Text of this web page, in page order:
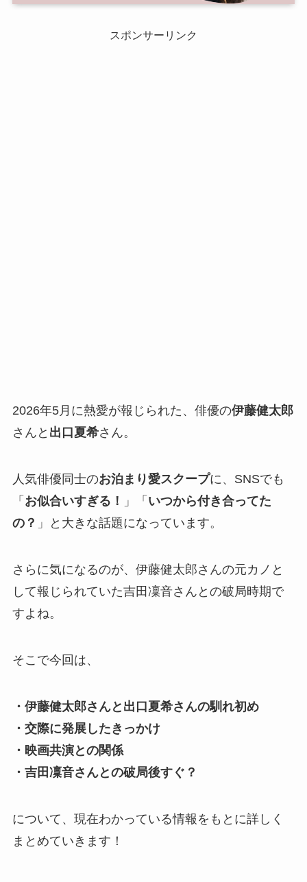
スポンサーリンク
2026年5月に熱愛が報じられた、俳優の伊藤健太郎
さんと 出口夏希さん。
人気俳優同士のお泊まり愛スクープに、SNSでも
「 お似合いすぎる！ 」「 いつから付き合ってた
の？ 」と大きな話題になっています。
さらに気になるのが、伊藤健太郎さんの元カノと
して報じられていた吉田凜音さんとの破局時期で
すよね。
そこで今回は、
・伊藤健太郎さんと出口夏希さんの馴れ初め
・交際に発展したきっかけ
・映画共演との関係
・吉田凜音さんとの破局後すぐ？
について、現在わかっている情報をもとに詳しく
まとめていきます！